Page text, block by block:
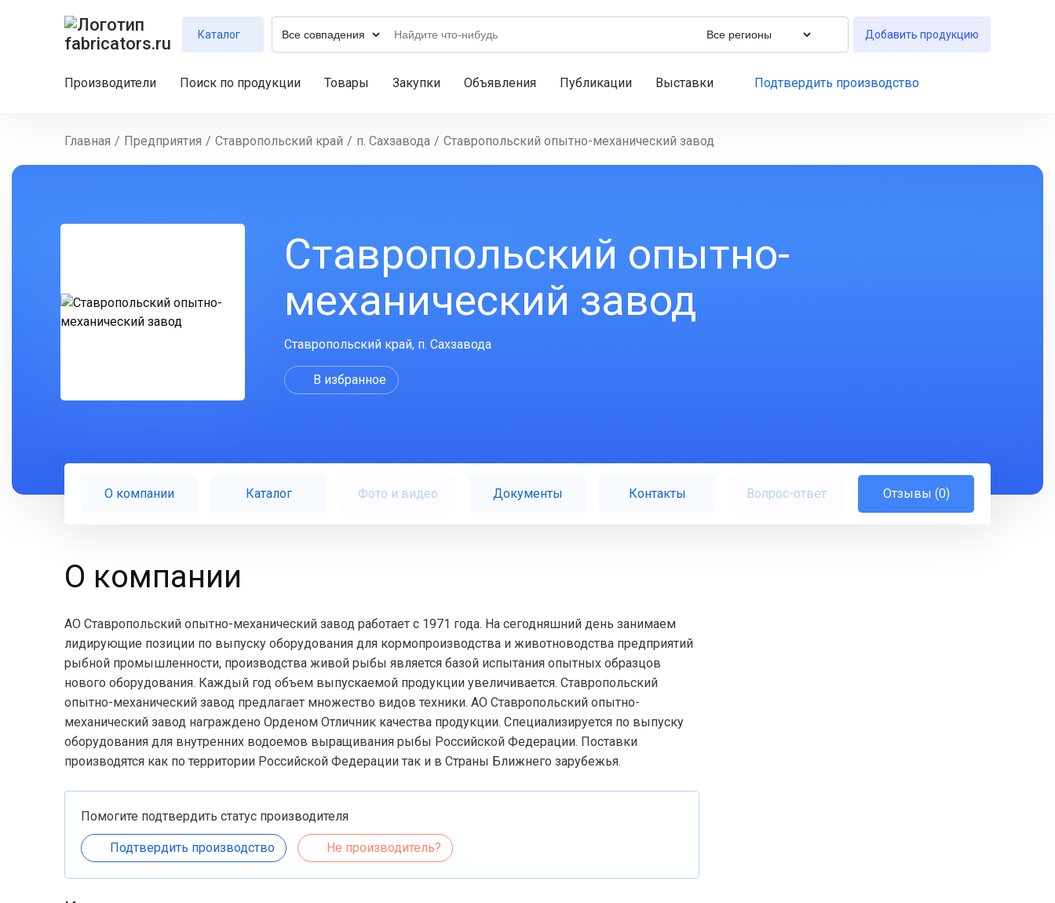
Каталог Добавить продукцию
Производители Поиск по продукции Товары Закупки Объявления Публикации Выставки Подтвердить производство
Главная / Предприятия / Ставропольский край / п. Сахзавода / Ставропольский опытно-механический завод
Ставропольский опытно-
механический завод
Ставропольский край, п. Сахзавода
В избранное
О компании Каталог Фото и видео Документы Контакты Вопрос-ответ Отзывы (0)
О компании
АО Ставропольский опытно-механический завод работает с 1971 года. На сегодняшний день занимаем
лидирующие позиции по выпуску оборудования для кормопроизводства и животноводства предприятий
рыбной промышленности, производства живой рыбы является базой испытания опытных образцов
нового оборудования. Каждый год объем выпускаемой продукции увеличивается. Ставропольский
опытно-механический завод предлагает множество видов техники. АО Ставропольский опытно-
механический завод награждено Орденом Отличник качества продукции. Специализируется по выпуску
оборудования для внутренних водоемов выращивания рыбы Российской Федерации. Поставки
производятся как по территории Российской Федерации так и в Страны Ближнего зарубежья.
Помогите подтвердить статус производителя
Подтвердить производство Не производитель?